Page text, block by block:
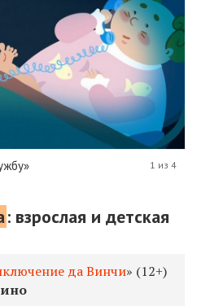
1 из 4
: взрослая и детская
да Винчи» (12+)